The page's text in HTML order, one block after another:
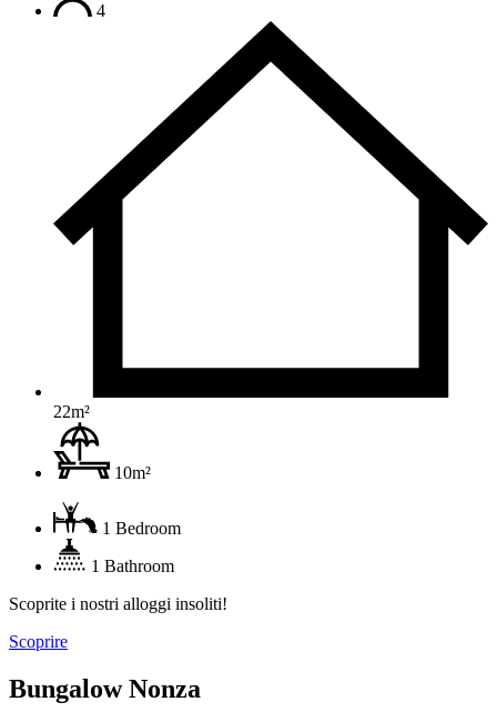
4
22m²
10m²
1 Bedroom
1 Bathroom
Scoprite i nostri alloggi insoliti!
Scoprire
Bungalow Nonza